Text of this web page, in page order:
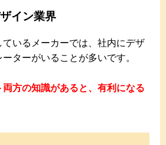
イン業界
ているメーカーでは、社内にデザ
ターがいることが多いです。
方の知識があると、有利になる